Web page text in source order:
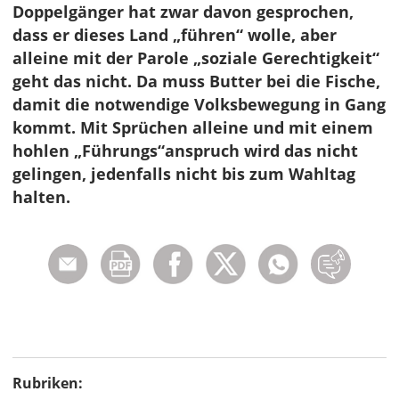
Doppelgänger hat zwar davon gesprochen,
dass er dieses Land „führen“ wolle, aber
alleine mit der Parole „soziale Gerechtigkeit“
geht das nicht. Da muss Butter bei die Fische,
damit die notwendige Volksbewegung in Gang
kommt. Mit Sprüchen alleine und mit einem
hohlen „Führungs“anspruch wird das nicht
gelingen, jedenfalls nicht bis zum Wahltag
halten.
Rubriken: